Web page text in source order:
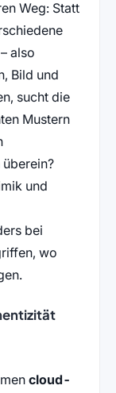
Weg: Statt
also
Bild und
sucht die
Mustern
und
bei
wo
cloud-